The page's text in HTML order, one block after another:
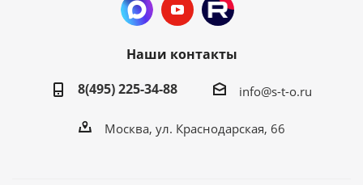
Наши контакты
8(495) 225-34-88
info@s-t-o.ru
Москва, ул. Краснодарская, 66